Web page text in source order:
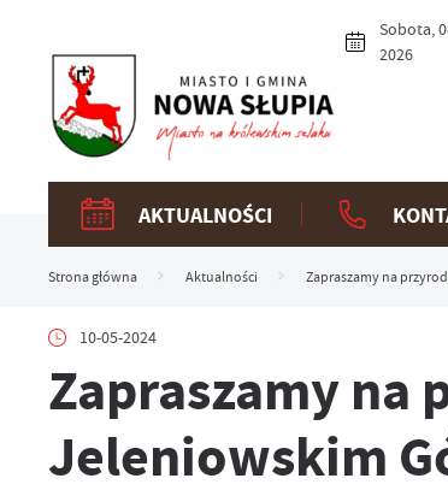
Sobota,
2026
AKTUALNOŚCI
Strona główna Aktualności Zapraszamy na
10-05-2024
Zapraszamy na
Jeleniowskim